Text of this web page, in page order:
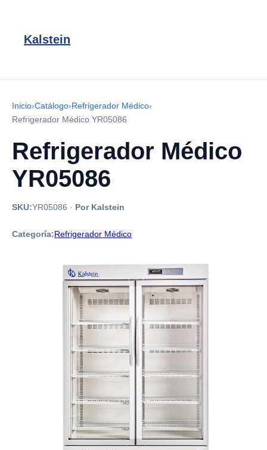
Kalstein
Inicio›Catálogo›Refrigerador Médico›
Refrigerador Médico YR05086
Refrigerador Médico
YR05086
SKU:YR05086 · Por Kalstein
Categoría:Refrigerador Médico